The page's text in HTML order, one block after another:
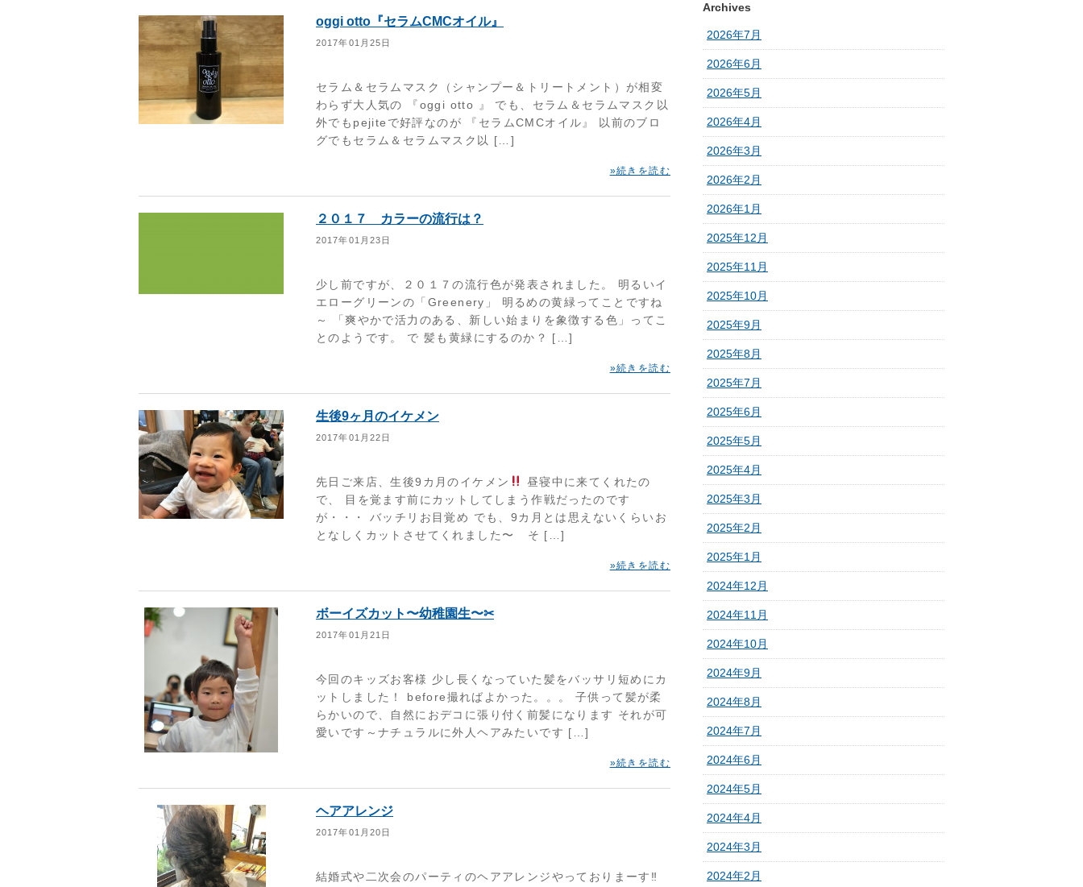
oggi otto『セラムCMCオイル』
2017年01月25日
セラム＆セラムマスク（シャンプー＆トリートメント）が相変
わらず大人気の 『oggi otto 』 でも、セラム＆セラムマスク以
外でもpejiteで好評なのが 『セラムCMCオイル』 以前のブロ
グでもセラム＆セラムマスク以 […]
»続きを読む
２０１７ カラーの流行は？
2017年01月23日
少し前ですが、２０１７の流行色が発表されました。 明るいイ
エローグリーンの「Greenery」 明るめの黄緑ってことですね
～ 「爽やかで活力のある、新しい始まりを象徴する色」ってこ
とのようです。 で 髪も黄緑にするのか？ […]
»続きを読む
生後9ヶ月のイケメン
2017年01月22日
先日ご来店、生後9カ月のイケメン
昼寝中に来てくれたの
で、 目を覚ます前にカットしてしまう作戦だったのです
が・・・ バッチリお目覚め でも、9カ月とは思えないくらいお
となしくカットさせてくれました〜 そ […]
»続きを読む
ボーイズカット〜幼稚園生〜✂︎
2017年01月21日
今回のキッズお客様 少し長くなっていた髪をバッサリ短めにカ
ットしました！ before撮ればよかった。。。 子供って髪が柔
らかいので、自然におデコに張り付く前髪になります それが可
愛いです～ナチュラルに外人ヘアみたいです […]
»続きを読む
ヘアアレンジ
2017年01月20日
結婚式や二次会のパーティのヘアアレンジやっておりまーす‼︎
Archives
2026年7月
2026年6月
2026年5月
2026年4月
2026年3月
2026年2月
2026年1月
2025年12月
2025年11月
2025年10月
2025年9月
2025年8月
2025年7月
2025年6月
2025年5月
2025年4月
2025年3月
2025年2月
2025年1月
2024年12月
2024年11月
2024年10月
2024年9月
2024年8月
2024年7月
2024年6月
2024年5月
2024年4月
2024年3月
2024年2月